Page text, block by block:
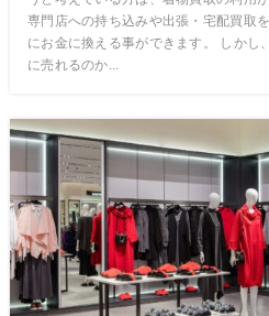
専門店への持ち込みや出張・宅配買取
にお金に換える事ができます。 しかし
に売れるのか...